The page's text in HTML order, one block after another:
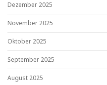
Dezember 2025
November 2025
Oktober 2025
September 2025
August 2025